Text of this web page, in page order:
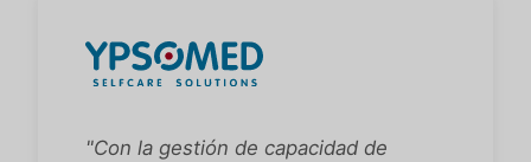
"Con la gestión de capacidad de